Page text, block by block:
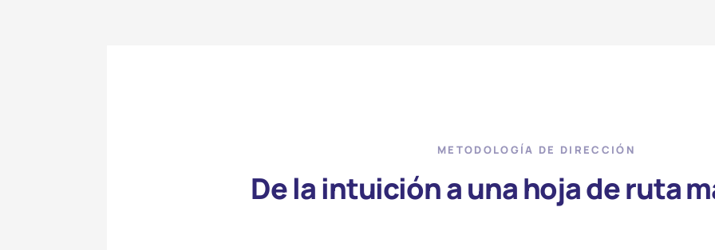
METODOLOGÍA DE DIRECCIÓN
De la intuición a una hoja de ruta